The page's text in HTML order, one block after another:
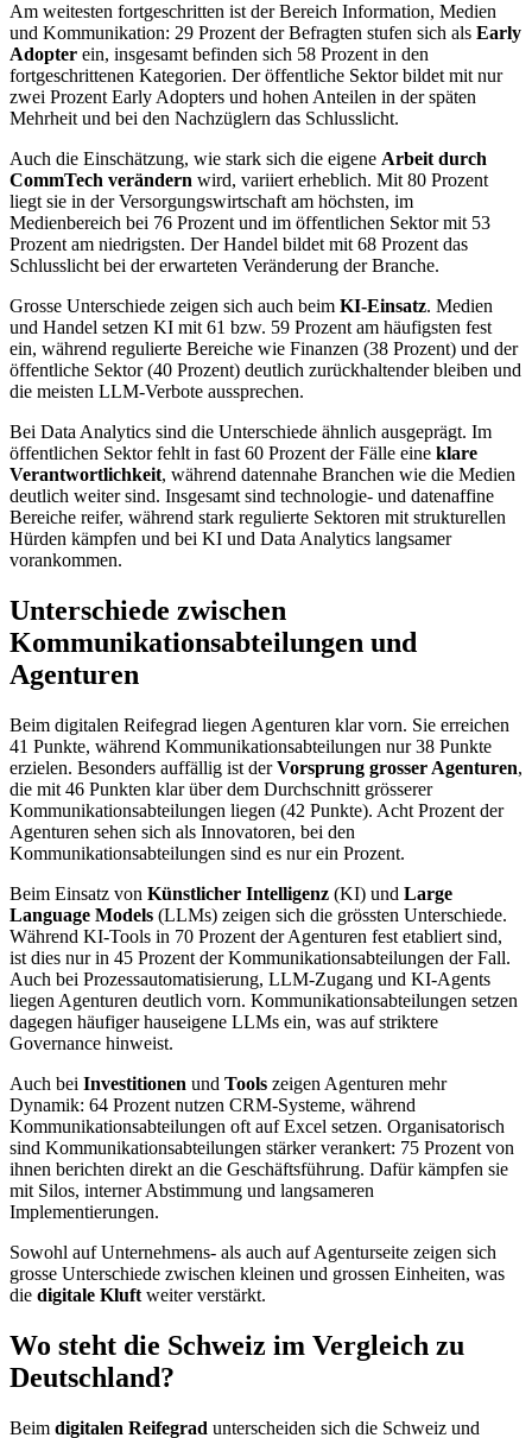
Am weitesten fortgeschritten ist der Bereich Information, Medien
und Kommunikation: 29 Prozent der Befragten stufen sich als Early
Adopter ein, insgesamt befinden sich 58 Prozent in den
fortgeschrittenen Kategorien. Der öffentliche Sektor bildet mit nur
zwei Prozent Early Adopters und hohen Anteilen in der späten
Mehrheit und bei den Nachzüglern das Schlusslicht.
Auch die Einschätzung, wie stark sich die eigene Arbeit durch
CommTech verändern wird, variiert erheblich. Mit 80 Prozent
liegt sie in der Versorgungswirtschaft am höchsten, im
Medienbereich bei 76 Prozent und im öffentlichen Sektor mit 53
Prozent am niedrigsten. Der Handel bildet mit 68 Prozent das
Schlusslicht bei der erwarteten Veränderung der Branche.
Grosse Unterschiede zeigen sich auch beim KI-Einsatz. Medien
und Handel setzen KI mit 61 bzw. 59 Prozent am häufigsten fest
ein, während regulierte Bereiche wie Finanzen (38 Prozent) und der
öffentliche Sektor (40 Prozent) deutlich zurückhaltender bleiben und
die meisten LLM-Verbote aussprechen.
Bei Data Analytics sind die Unterschiede ähnlich ausgeprägt. Im
öffentlichen Sektor fehlt in fast 60 Prozent der Fälle eine klare
Verantwortlichkeit, während datennahe Branchen wie die Medien
deutlich weiter sind. Insgesamt sind technologie- und datenaffine
Bereiche reifer, während stark regulierte Sektoren mit strukturellen
Hürden kämpfen und bei KI und Data Analytics langsamer
vorankommen.
Unterschiede zwischen
Kommunikationsabteilungen und
Agenturen
Beim digitalen Reifegrad liegen Agenturen klar vorn. Sie erreichen
41 Punkte, während Kommunikationsabteilungen nur 38 Punkte
erzielen. Besonders auffällig ist derVorsprung grosser Agenturen,
die mit 46 Punkten klar über dem Durchschnitt grösserer
Kommunikationsabteilungen liegen (42 Punkte). Acht Prozent der
Agenturen sehen sich als Innovatoren, bei den
Kommunikationsabteilungen sind es nur ein Prozent.
Beim Einsatz von Künstlicher Intelligenz (KI) und Large
Language Models (LLMs) zeigen sich die grössten Unterschiede.
Während KI-Tools in 70 Prozent der Agenturen fest etabliert sind,
ist dies nur in 45 Prozent der Kommunikationsabteilungen der Fall.
Auch bei Prozessautomatisierung, LLM-Zugang und KI-Agents
liegen Agenturen deutlich vorn. Kommunikationsabteilungen setzen
dagegen häufiger hauseigene LLMs ein, was auf striktere
Governance hinweist.
Auch bei Investitionen und Tools zeigen Agenturen mehr
Dynamik: 64 Prozent nutzen CRM-Systeme, während
Kommunikationsabteilungen oft auf Excel setzen. Organisatorisch
sind Kommunikationsabteilungen stärker verankert: 75 Prozent von
ihnen berichten direkt an die Geschäftsführung. Dafür kämpfen sie
mit Silos, interner Abstimmung und langsameren
Implementierungen.
Sowohl auf Unternehmens- als auch auf Agenturseite zeigen sich
grosse Unterschiede zwischen kleinen und grossen Einheiten, was
die digitale Kluft weiter verstärkt.
Wo steht die Schweiz im Vergleich zu
Deutschland?
Beim digitalen Reifegrad unterscheiden sich die Schweiz und